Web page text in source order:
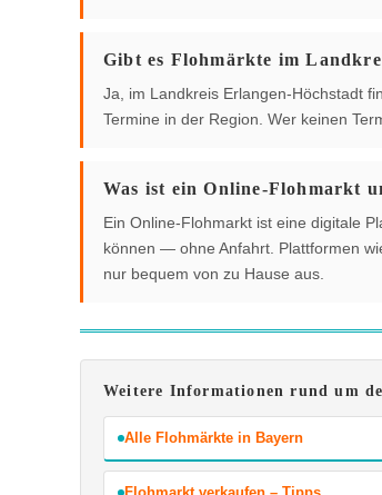
Gibt es Flohmärkte im
Ja, im Landkreis Erlangen-Höchstadt
Termine in der Region. Wer keinen
Was ist ein Online-Flohmarkt
Ein Online-Flohmarkt ist eine digitale
können — ohne Anfahrt. Plattformen
nur bequem von zu Hause aus.
Weitere Informationen rund um
Alle Flohmärkte in Bayern